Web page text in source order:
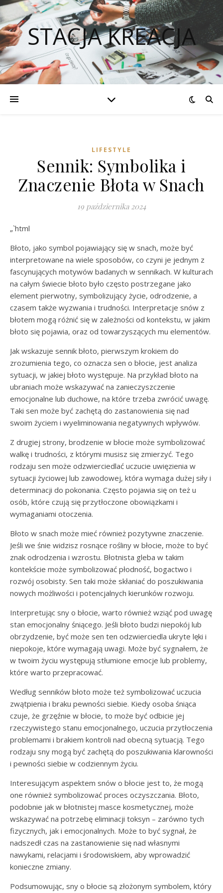
STACJA KREACJA
LIFESTYLE
Sennik: Symbolika i
Znaczenie Błota w Snach
19 października 2024
„`html
Błoto, jako symbol pojawiający się w snach, może być
interpretowane na wiele sposobów, co czyni je jednym z
fascynujących motywów badanych w sennikach. W kulturach
na całym świecie błoto było często postrzegane jako
element pierwotny, symbolizujący życie, odrodzenie, a
czasem także wyzwania i trudności. Interpretacje snów z
błotem mogą różnić się w zależności od kontekstu, w jakim
błoto się pojawia, oraz od towarzyszących mu elementów.
Jak wskazuje sennik błoto, pierwszym krokiem do
zrozumienia tego, co oznacza sen o błocie, jest analiza
sytuacji, w jakiej błoto występuje. Na przykład błoto na
ubraniach może wskazywać na zanieczyszczenie
emocjonalne lub duchowe, na które trzeba zwrócić uwagę.
Taki sen może być zachętą do zastanowienia się nad
swoim życiem i wyeliminowania negatywnych wpływów.
Z drugiej strony, brodzenie w błocie może symbolizować
walkę i trudności, z którymi musisz się zmierzyć. Tego
rodzaju sen może odzwierciedlać uczucie uwięzienia w
sytuacji życiowej lub zawodowej, która wymaga dużej siły i
determinacji do pokonania. Często pojawia się on też u
osób, które czują się przytłoczone obowiązkami i
wymaganiami otoczenia.
Błoto w snach może mieć również pozytywne znaczenie.
Jeśli we śnie widzisz rosnące rośliny w błocie, może to być
znak odrodzenia i wzrostu. Błotnista gleba w takim
kontekście może symbolizować płodność, bogactwo i
rozwój osobisty. Sen taki może skłaniać do poszukiwania
nowych możliwości i potencjalnych kierunków rozwoju.
Interpretując sny o błocie, warto również wziąć pod uwagę
stan emocjonalny śniącego. Jeśli błoto budzi niepokój lub
obrzydzenie, być może sen ten odzwierciedla ukryte lęki i
niepokoje, które wymagają uwagi. Może być sygnałem, że
w twoim życiu występują stłumione emocje lub problemy,
które warto przepracować.
Według senników błoto może też symbolizować uczucia
zwątpienia i braku pewności siebie. Kiedy osoba śniąca
czuje, że grzęźnie w błocie, to może być odbicie jej
rzeczywistego stanu emocjonalnego, uczucia przytłoczenia
problemami i brakiem kontroli nad obecną sytuacją. Tego
rodzaju sny mogą być zachętą do poszukiwania klarowności
i pewności siebie w codziennym życiu.
Interesującym aspektem snów o błocie jest to, że mogą
one również symbolizować proces oczyszczania. Błoto,
podobnie jak w błotnistej masce kosmetycznej, może
wskazywać na potrzebę eliminacji toksyn – zarówno tych
fizycznych, jak i emocjonalnych. Może to być sygnał, że
nadszedł czas na zastanowienie się nad własnymi
nawykami, relacjami i środowiskiem, aby wprowadzić
konieczne zmiany.
Podsumowując, sny o błocie są złożonym symbolem, który